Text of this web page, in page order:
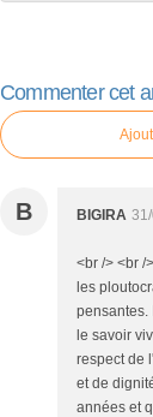
Commenter cet
B BIGIRA
<br /> <br /
les
pensantes.
le savoir
respect de
et de
années et